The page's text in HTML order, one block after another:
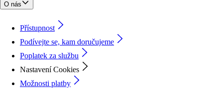
O nás
Přístupnost
Podívejte se, kam doručujeme
Poplatek za službu
Nastavení Cookies
Možnosti platby